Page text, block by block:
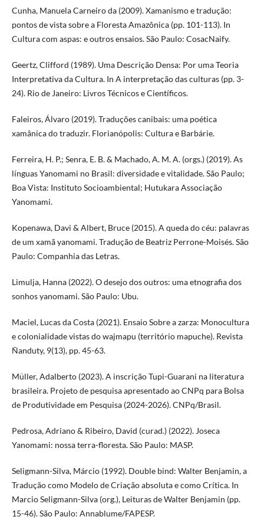
Cunha, Manuela Carneiro da (2009). Xamanismo e tradução:
pontos de vista sobre a Floresta Amazônica (pp. 101-113). In
Cultura com aspas: e outros ensaios. São Paulo: CosacNaify.
Geertz, Clifford (1989). Uma Descrição Densa: Por uma Teoria
Interpretativa da Cultura. In A interpretação das culturas (pp. 3-
24). Rio de Janeiro: Livros Técnicos e Científicos.
Faleiros, Álvaro (2019). Traduções canibais: uma poética
xamânica do traduzir. Florianópolis: Cultura e Barbárie.
Ferreira, H. P.; Senra, E. B. & Machado, A. M. A. (orgs.) (2019). As
línguas Yanomami no Brasil: diversidade e vitalidade. São Paulo;
Boa Vista: Instituto Socioambiental; Hutukara Associação
Yanomami.
Kopenawa, Davi & Albert, Bruce (2015). A queda do céu: palavras
de um xamã yanomami. Tradução de Beatriz Perrone-Moisés. São
Paulo: Companhia das Letras.
Limulja, Hanna (2022). O desejo dos outros: uma etnografia dos
sonhos yanomami. São Paulo: Ubu.
Maciel, Lucas da Costa (2021). Ensaio Sobre a zarza: Monocultura
e colonialidade vistas do wajmapu (território mapuche). Revista
Ñanduty, 9(13), pp. 45-63.
Müller, Adalberto (2023). A inscrição Tupi-Guarani na literatura
brasileira. Projeto de pesquisa apresentado ao CNPq para Bolsa
de Produtividade em Pesquisa (2024-2026). CNPq/Brasil.
Pedrosa, Adriano & Ribeiro, David (curad.) (2022). Joseca
Yanomami: nossa terra-floresta. São Paulo: MASP.
Seligmann-Silva, Márcio (1992). Double bind: Walter Benjamin, a
Tradução como Modelo de Criação absoluta e como Crítica. In
Marcio Seligmann-Silva (org.), Leituras de Walter Benjamin (pp.
15-46). São Paulo: Annablume/FAPESP.